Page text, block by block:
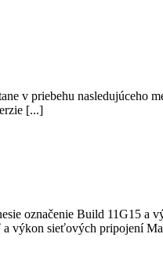
v priebehu nasledujúceho
[...]
označenie Build 11G15 a
a výkon sieťových pripojení